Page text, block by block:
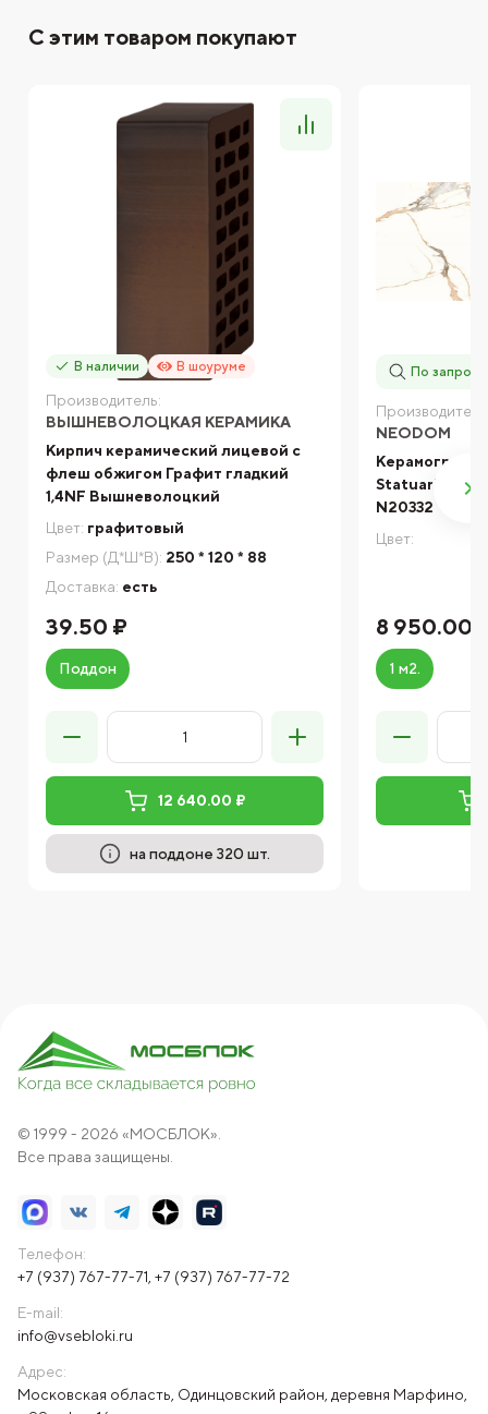
С этим товаром покупают
В наличии В шоуруме
Производитель:
ВЫШНЕВОЛОЦКАЯ КЕРАМИКА
Кирпич керамический лицевой с
флеш обжигом Графит гладкий
1,4NF Вышневолоцкий
Цвет: графитовый
Размер (Д*Ш*В): 250 * 120 * 88
Доставка: есть
39.50 ₽
Поддон
12 640.00 ₽
на поддоне 320 шт.
По запросу
NEODOM
Statuario
N20332
Цвет:
8 950.00
1 м2.
© 1999 - 2026 «МОСБЛОК».
Все права защищены.
Телефон:
+7 (937) 767-77-71, +7 (937) 767-77-72
E-mail:
info@vsebloki.ru
Адрес:
Московская область, Одинцовский район, деревня Марфино,